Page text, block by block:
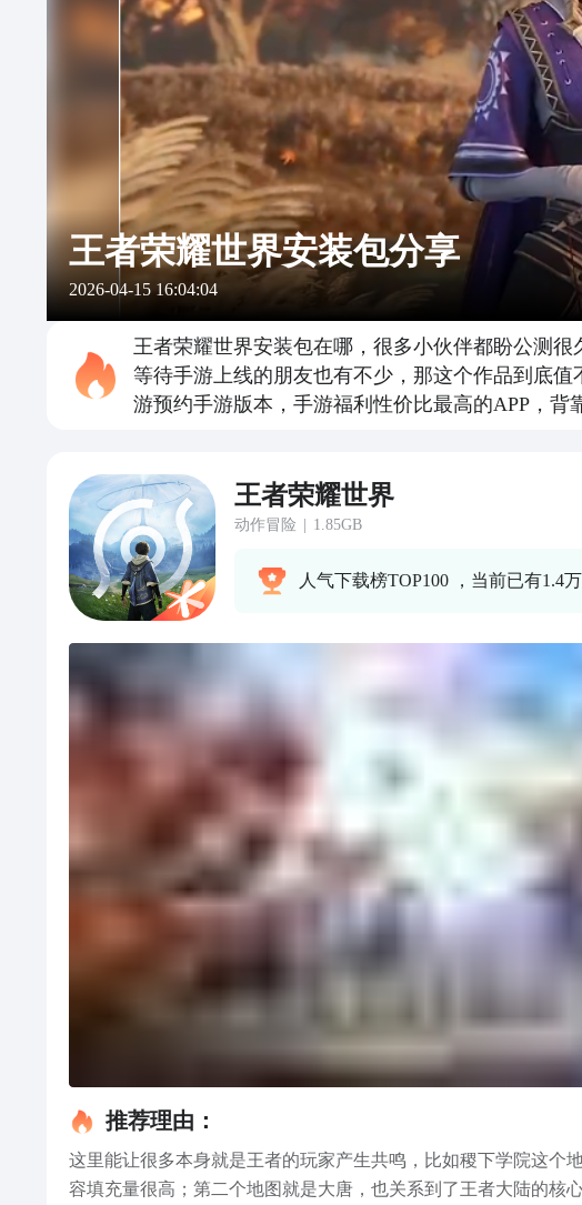
王者荣耀世界安装包分享
2026-04-15 16:04:04
王者荣耀世界安装包在哪，很多小伙伴都盼公测很
等待手游上线的朋友也有不少，那这个作品到底
游预约手游版本，手游福利性价比最高的APP，
王者荣耀世界
动作冒险 1.85GB
人气下载榜TOP100 ，当前已有1.4
推荐理由：
这里能让很多本身就是王者的玩家产生共鸣，比如稷下学院这个
容填充量很高；第二个地图就是大唐，也关系到了王者大陆的核